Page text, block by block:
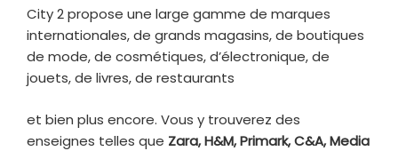
City 2 propose une large gamme de marques
internationales, de grands magasins, de boutiques
de mode, de cosmétiques, d’électronique, de
jouets, de livres, de restaurants
et bien plus encore. Vous y trouverez des
enseignes telles que Zara, H&M, Primark, C&A, Media